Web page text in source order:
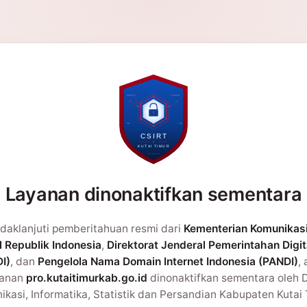
Layanan dinonaktifkan sementara
pemberitahuan resmi dari Kementerian
Republik Indonesia, Direktorat Jenderal Pemerintahan
, dan Pengelola Nama Domain Internet Indonesia (PANDI),
pro.kutaitimurkab.go.id dinonaktifkan sementara oleh
Informatika, Statistik dan Persandian Kabupaten Kutai